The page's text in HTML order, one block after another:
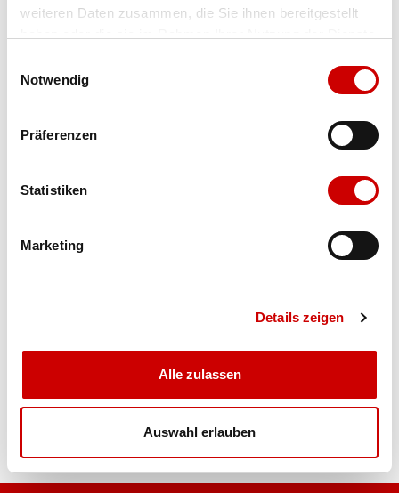
weiteren Daten zusammen, die Sie ihnen bereitgestellt
Notwendig
Präferenzen
Statistiken
Marketing
Details zeigen
Alle zulassen
Auswahl erlauben
Menge
Bis 17:00 Uhr bestellen: morgen geliefert - ab CHF 50.00
portofrei
Produktbeschreibung
Eigenschaften